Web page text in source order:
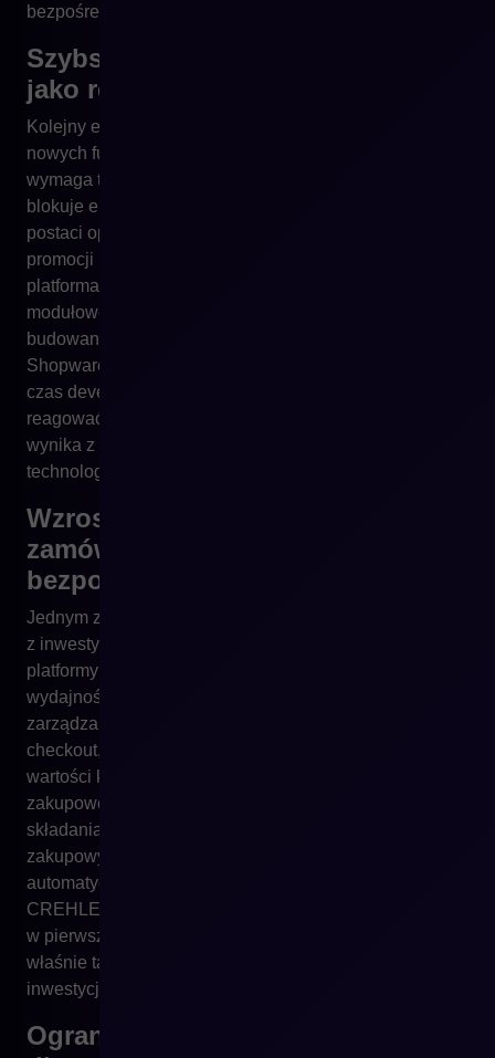
bezpośrednio na rentowność.
Szybszy rozwój i time-to-market
jako realny komponent ROI
Kolejny element to szybkość rozwoju i wdrażania
nowych funkcji. W wielu organizacjach każda zmiana
wymaga tygodni pracy, ponieważ stara architektura
blokuje elastyczność. CEO widzi efekt końcowy w
postaci opóźnionych kampanii, niezaimplementowanych
promocji lub nieterminowych integracji. Nowoczesna
platforma e-commerce zapewnia strukturalną przewagę:
modułowość, headless, API-first oraz możliwość
budowania frontów dopasowanych do strategii firmy.
Shopware jest przykładem technologii, która skraca
czas developmentu, pozwalając zespołom szybciej
reagować na potrzeby rynku. ROI w tym obszarze
wynika z faktu, że biznes nie czeka na technologię – to
technologia wspiera biznes w czasie rzeczywistym.
Wzrost konwersji i wartości
zamówień: najbardziej
bezpośrednia forma zwrotu
Jednym z najbardziej niedocenianych aspektów zwrotu
z inwestycji jest jednak poprawa konwersji. Wymiana
platformy na rozwiązanie, które gwarantuje wyższą
wydajność, szybkie ładowanie stron, lepsze
zarządzanie treściami, personalizacje i nowoczesny
checkout, bezpośrednio przekłada się na wzrost
wartości koszyka, częstsze zakupy i skrócenie ścieżki
zakupowej. W sprzedaży B2B to także możliwość
składania zamówień cyklicznych, tworzenia list
zakupowych, dostosowywania cenników i
automatycznych rekomendacji. W wielu projektach
CREHLER wzrost konwersji i marży brutto pojawia się
w pierwszych trzech miesiącach po wdrożeniu – i to
właśnie ta warstwa często najszybciej zwraca koszty
inwestycji.
Ograniczenie kosztów utrzymania i